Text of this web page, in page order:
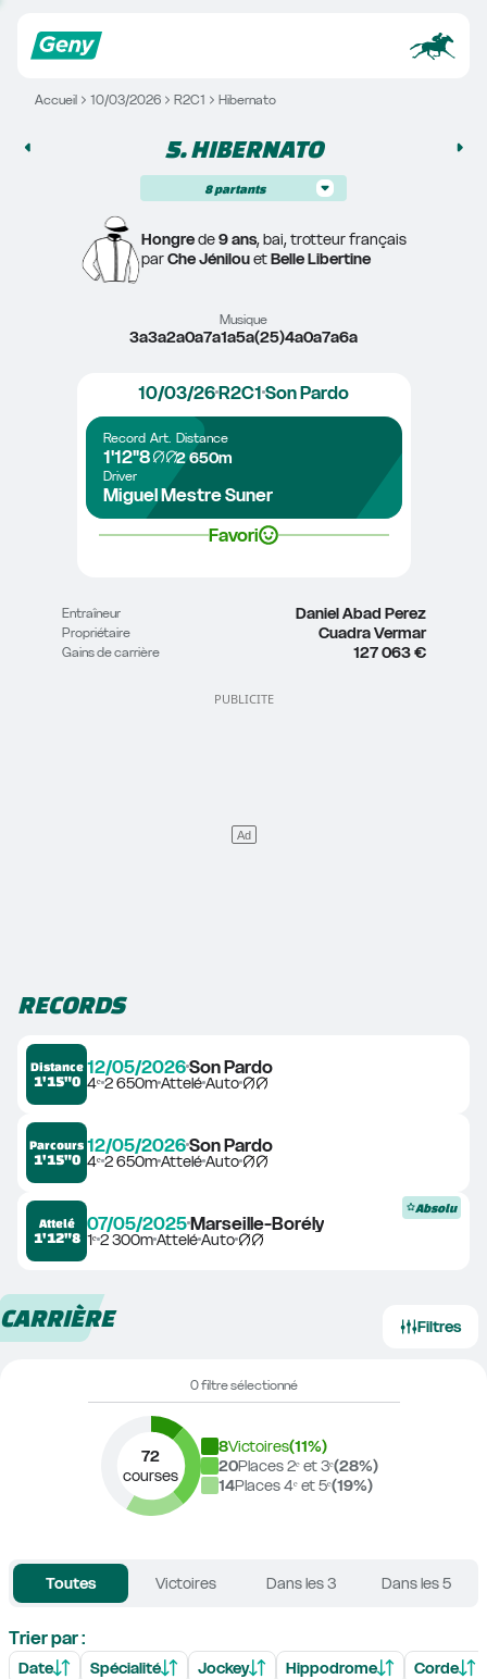
Accueil 10/03/2026 R2C1 Hibernato
5. HIBERNATO
8 partants
Hongre de 9 ans, bai, trotteur français
par Che Jénilou et Belle Libertine
Musique
3a3a2a0a7a1a5a(25)4a0a7a6a
10/03/26R2C1 Son Pardo
Record
1'12"8
Art. Distance
2 650m
Driver
Miguel Mestre Suner
Favori
Entraîneur Daniel Abad Perez
Propriétaire Cuadra Vermar
Gains de carrière 127 063 €
RECORDS
Distance
1'15"0
12/05/2026Son Pardo
4ᵉ2 650mAtteléAuto
Parcours
1'15"0
12/05/2026Son Pardo
4ᵉ2 650mAtteléAuto
Attelé
1'12"8
07/05/2025Marseille-Borély
1ᵉ2 300mAtteléAuto
Absolu
CARRIÈRE Filtres
0 filtre sélectionné
72
courses
8Victoires(11%)
20Places 2ᵉ et 3ᵉ(28%)
14Places 4ᵉ et 5ᵉ(19%)
Toutes Victoires Dans les 3 Dans les 5
Trier par :
Date Spécialité Jockey Hippodrome Corde